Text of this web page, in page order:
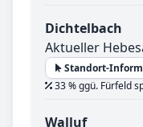
Dichtelbach
Aktueller
Standort-
33 % ggü. Fürfeld
Walluf